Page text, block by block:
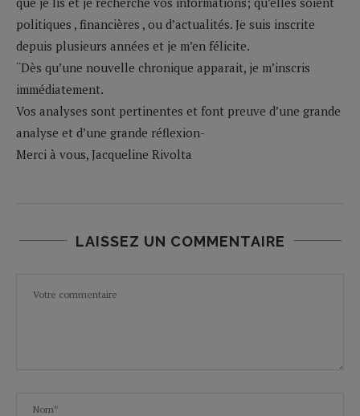
politiques , financières , ou d’actualités. Je suis inscrite
depuis plusieurs années et je m’en félicite.
¨Dès qu’une nouvelle chronique apparait, je m’inscris
immédiatement.
Vos analyses sont pertinentes et font preuve d’une grande
analyse et d’une grande réflexion-
Merci à vous, Jacqueline Rivolta
LAISSEZ UN COMMENTAIRE